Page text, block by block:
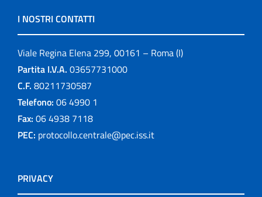
I NOSTRI CONTATTI
Viale Regina Elena 299, 00161 – Roma (I)
Partita I.V.A. 03657731000
C.F. 80211730587
Telefono: 06 4990 1
Fax: 06 4938 7118
PEC: protocollo.centrale@pec.iss.it
PRIVACY